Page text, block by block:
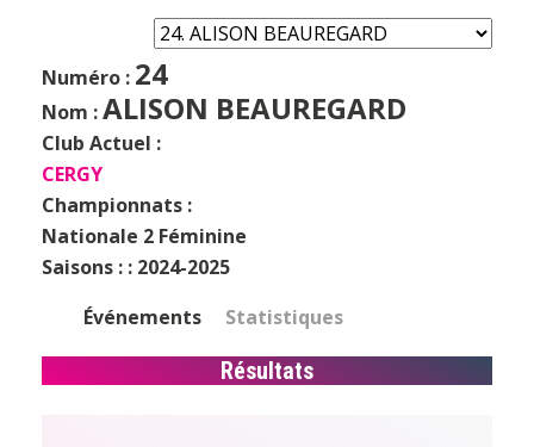
Numéro : 24
Nom :ALISON BEAUREGARD
Club Actuel :
CERGY
Championnats :
Nationale 2 Féminine
Saisons : : 2024-2025
Événements
Statistiques
Résultats